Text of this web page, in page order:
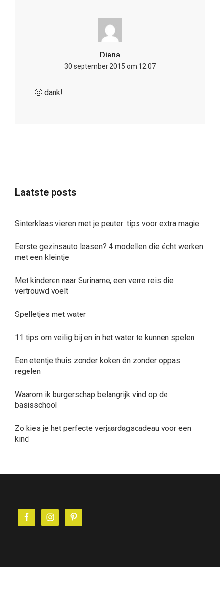
Diana
30 september 2015 om 12:07
🙂 dank!
Laatste posts
Sinterklaas vieren met je peuter: tips voor extra magie
Eerste gezinsauto leasen? 4 modellen die écht werken
met een kleintje
Met kinderen naar Suriname, een verre reis die
vertrouwd voelt
Spelletjes met water
11 tips om veilig bij en in het water te kunnen spelen
Een etentje thuis zonder koken én zonder oppas
regelen
Waarom ik burgerschap belangrijk vind op de
basisschool
Zo kies je het perfecte verjaardagscadeau voor een
kind